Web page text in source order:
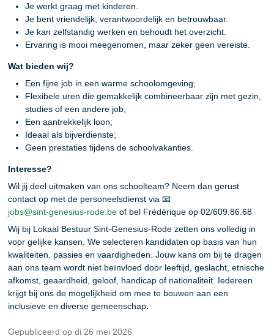
Je werkt graag met kinderen.
Je bent vriendelijk, verantwoordelijk en betrouwbaar.
Je kan zelfstandig werken en behoudt het overzicht.
Ervaring is mooi meegenomen, maar zeker geen vereiste.
Wat bieden wij?
Een fijne job in een warme schoolomgeving;
Flexibele uren die gemakkelijk combineerbaar zijn met gezin,
studies of een andere job;
Een aantrekkelijk loon;
Ideaal als bijverdienste;
Geen prestaties tijdens de schoolvakanties.
Interesse?
Wil jij deel uitmaken van ons schoolteam? Neem dan gerust
contact op met de personeelsdienst via 📧
jobs@sint-genesius-rode.be of bel Frédérique op 02/609.86.68
Wij bij Lokaal Bestuur Sint-Genesius-Rode zetten ons volledig in
voor gelijke kansen. We selecteren kandidaten op basis van hun
kwaliteiten, passies en vaardigheden. Jouw kans om bij te dragen
aan ons team wordt niet beïnvloed door leeftijd, geslacht, etnische
afkomst, geaardheid, geloof, handicap of nationaliteit. Iedereen
krijgt bij ons de mogelijkheid om mee te bouwen aan een
inclusieve en diverse gemeenschap.
Gepubliceerd op di 26 mei 2026